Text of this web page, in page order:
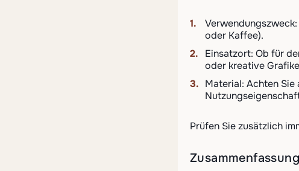
oder Kaffee).
Einsatzort: Ob für
oder kreative
Material: Achten
Prüfen Sie zusätzlich